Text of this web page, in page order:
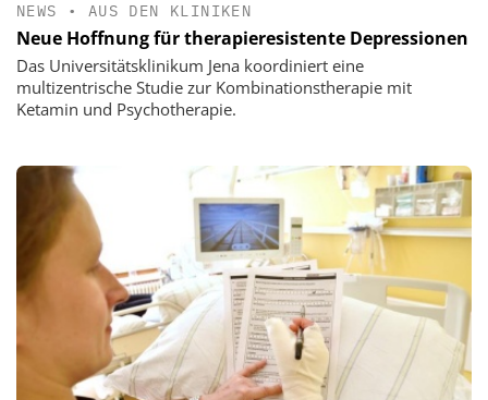
NEWS • AUS DEN KLINIKEN
Neue Hoffnung für therapieresistente Depressionen
Das Universitätsklinikum Jena koordiniert eine
multizentrische Studie zur Kombinationstherapie mit
Ketamin und Psychotherapie.